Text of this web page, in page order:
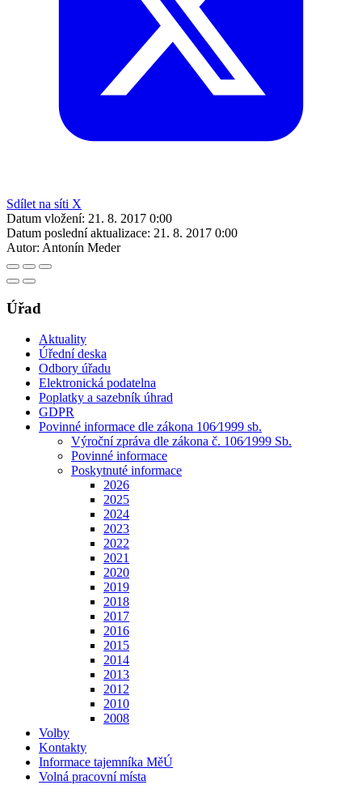
Sdílet na síti X
Datum vložení: 21. 8. 2017 0:00
Datum poslední aktualizace: 21. 8. 2017 0:00
Autor: Antonín Meder
Úřad
Aktuality
Úřední deska
Odbory úřadu
Elektronická podatelna
Poplatky a sazebník úhrad
GDPR
Povinné informace dle zákona 106⁄1999 sb.
Výroční zpráva dle zákona č. 106⁄1999 Sb.
Povinné informace
Poskytnuté informace
2026
2025
2024
2023
2022
2021
2020
2019
2018
2017
2016
2015
2014
2013
2012
2010
2008
Volby
Kontakty
Informace tajemníka MěÚ
Volná pracovní místa